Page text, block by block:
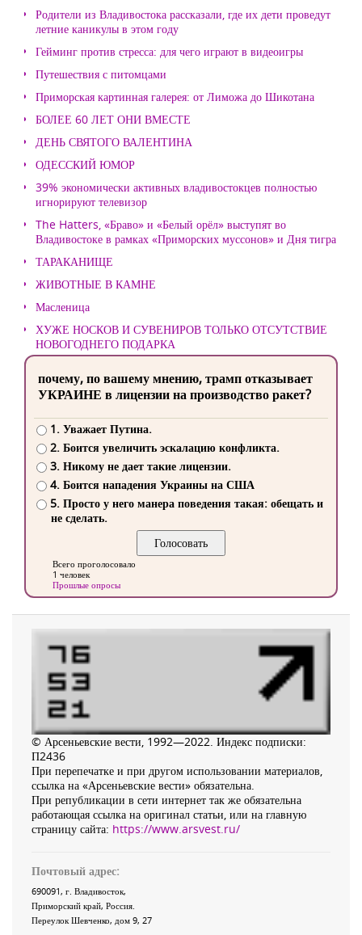
Родители из Владивостока рассказали, где их дети проведут
летние каникулы в этом году
Гейминг против стресса: для чего играют в видеоигры
Путешествия с питомцами
Приморская картинная галерея: от Лиможа до Шикотана
БОЛЕЕ 60 ЛЕТ ОНИ ВМЕСТЕ
ДЕНЬ СВЯТОГО ВАЛЕНТИНА
ОДЕССКИЙ ЮМОР
39% экономически активных владивостокцев полностью
игнорируют телевизор
The Hatters, «Браво» и «Белый орёл» выступят во
Владивостоке в рамках «Приморских муссонов» и Дня тигра
ТАРАКАНИЩЕ
ЖИВОТНЫЕ В КАМНЕ
Масленица
ХУЖЕ НОСКОВ И СУВЕНИРОВ ТОЛЬКО ОТСУТСТВИЕ
НОВОГОДНЕГО ПОДАРКА
почему, по вашему мнению, трамп отказывает
УКРАИНЕ в лицензии на производство ракет?
1. Уважает Путина.
2. Боится увеличить эскалацию конфликта.
3. Никому не дает такие лицензии.
4. Боится нападения Украины на США
5. Просто у него манера поведения такая: обещать и
не сделать.
Всего проголосовало
1 человек
Прошлые опросы
© Арсеньевские вести, 1992—2022. Индекс подписки:
П2436
При перепечатке и при другом использовании материалов,
ссылка на «Арсеньевские вести» обязательна.
При републикации в сети интернет так же обязательна
работающая ссылка на оригинал статьи, или на главную
страницу сайта: https://www.arsvest.ru/
Почтовый адрес:
690091, г. Владивосток,
Приморский край, Россия
Переулок Шевченко, дом 9, 27